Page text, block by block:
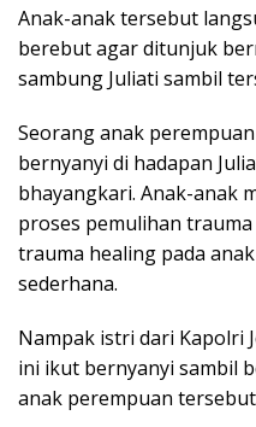
Anak-anak tersebut
berebut agar ditunjuk
sambung Juliati sambil
Seorang anak
bernyanyi di hadapan
bhayangkari. Anak-anak
proses pemulihan trauma
trauma healing pada
sederhana.
Nampak istri dari Kapolri
ini ikut bernyanyi sambil
anak perempuan